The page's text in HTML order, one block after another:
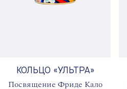
КОЛЬЦО «УЛЬТРА»
Посвящение Фриде Кало